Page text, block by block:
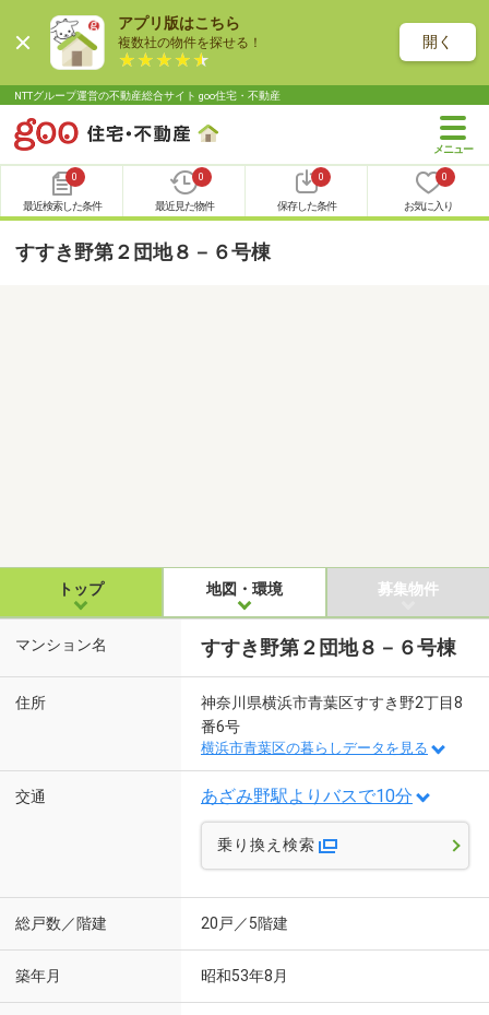
アプリ版はこちら
複数社の物件を探せる！ 開く
NTTグループ運営の不動産総合サイト goo住宅・不動産
0
最近検索した条件
0
最近見た物件
0
保存した条件
0
お気に入り
すすき野第２団地８－６号棟
トップ 地図・環境 募集物件
マンション名 すすき野第２団地８－６号棟
住所
神奈川県横浜市青葉区すすき野2丁目8
番6号
横浜市青葉区の暮らしデータを見る
交通 あざみ野駅よりバスで10分
乗り換え検索
総戸数／階建 20戸／5階建
築年月 昭和53年8月